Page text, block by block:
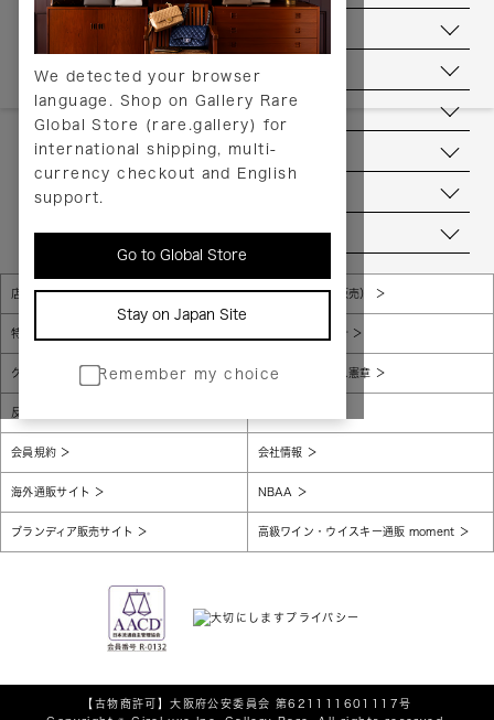
We detected your browser
language. Shop on Gallery Rare
Global Store (rare.gallery) for
international shipping, multi-
currency checkout and English
support.
Go to Global Store
Stay on Japan Site
Remember my choice
送料について
返品について
ヘルプ
お問い合わせ
当店について
店舗一覧 販売規約（店頭販売）
特定商取引法に基づく表示 個人情報保護方針
グローバルプライバシーポリシー コンプライアンス憲章
反社会的勢力に対する基本方針
会員規約 会社情報
海外通販サイト NBAA
ブランディア販売サイト 高級ワイン・ウイスキー通販 moment
【古物商許可】大阪府公安委員会 第621111601117号